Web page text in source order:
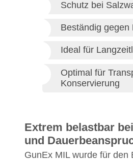
Schutz bei
Beständig gegen
Ideal für
Optimal für
Konservierung
Extrem belastbar
und
GunEx MIL wurde für den